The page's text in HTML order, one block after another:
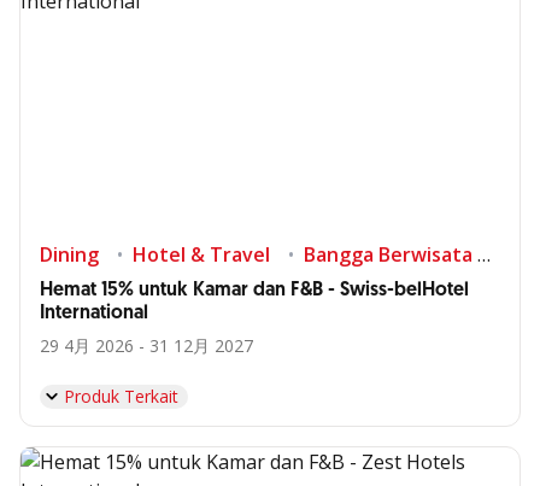
Dining Hotel & Travel Bangga Berwisata di Indonesia
Hemat 15% untuk Kamar dan F&B - Swiss-belHotel
International
29 4月 2026 - 31 12月 2027
Produk Terkait